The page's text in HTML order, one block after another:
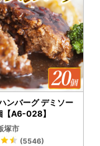
ンバーグ デミソー
【A6-028】
塚市
(5546)